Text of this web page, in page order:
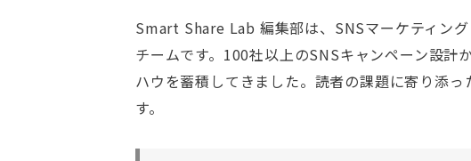
Smart Share Lab 編集部は、SNSマーケティン
チームです。100社以上のSNSキャンペーン設計
ハウを蓄積してきました。読者の課題に寄り添
す。